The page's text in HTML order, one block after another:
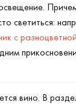
светиться:
с
вино. В